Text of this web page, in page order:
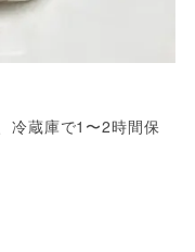
冷蔵庫で1〜2時間保